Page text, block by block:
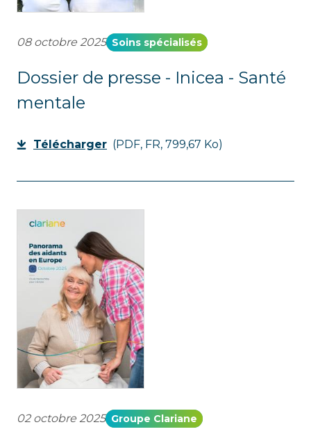
Dossier de presse - Inicea - Santé
mentale
08 octobre 2025 Soins spécialisés
Télécharger (PDF, FR, 799,67 Ko)
02 octobre 2025 Groupe Clariane